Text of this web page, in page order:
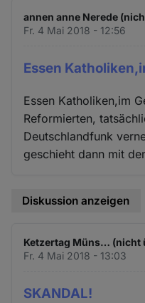
annen anne Nerede
Fr. 4 Mai 2018 - 12:56
Essen
Essen Katholiken,im
Reformierten,
Deutschlandfunk
geschieht dann mit
Diskussion anzeigen
Ketzertag Müns… (nicht
Fr. 4 Mai 2018 - 13:03
SKANDAL!
und
Cookies